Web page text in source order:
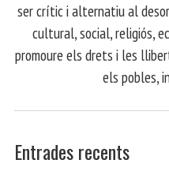
ser crític i alternatiu al
cultural, social, religiós,
promoure els drets i les
els pobles,
Entrades recents